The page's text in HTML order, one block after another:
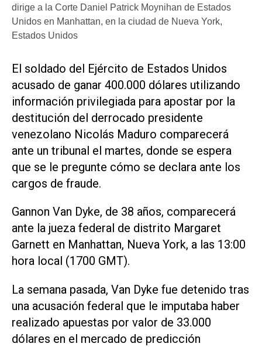
dirige a la Corte Daniel Patrick Moynihan de Estados
Unidos en Manhattan, en la ciudad de Nueva York,
Estados Unidos
El soldado del Ejército de Estados Unidos
acusado de ganar 400.000 dólares utilizando
información privilegiada para apostar ‌por la
destitución del derrocado ‌presidente
venezolano Nicolás Maduro comparecerá
ante un tribunal el martes, donde se espera
que se le pregunte cómo se declara ante los
cargos de fraude.
Gannon Van Dyke, de 38 años, comparecerá
ante la jueza federal de distrito Margaret
Garnett en Manhattan, Nueva York, a las 13:00
hora local (1700 GMT).
La semana pasada, Van Dyke ​fue detenido tras
una ⁠acusación federal que le imputaba haber
realizado apuestas por valor ‌de 33.000
dólares en el mercado de predicción